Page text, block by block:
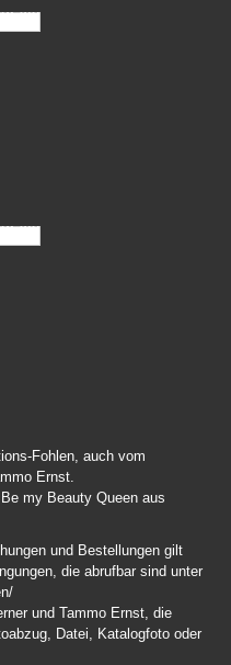
3-13
17-11Fohlen, auch vom
Ernst.
my Beauty Queen aus
und Bestellungen gilt
die abrufbar sind unter
und Tammo Ernst, die
Datei, Katalogfoto oder